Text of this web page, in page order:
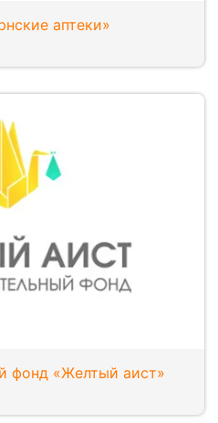
аптеки»
фонд «Желтый аист»